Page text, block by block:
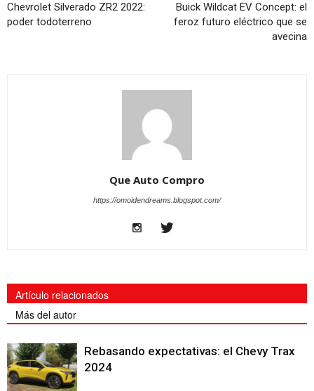
Chevrolet Silverado ZR2 2022:
poder todoterreno
Buick Wildcat EV Concept: el
feroz futuro eléctrico que se
avecina
Que Auto Compro
https://omoidendreams.blogspot.com/
Artículo relacionados
Más del autor
Rebasando expectativas: el Chevy Trax
2024